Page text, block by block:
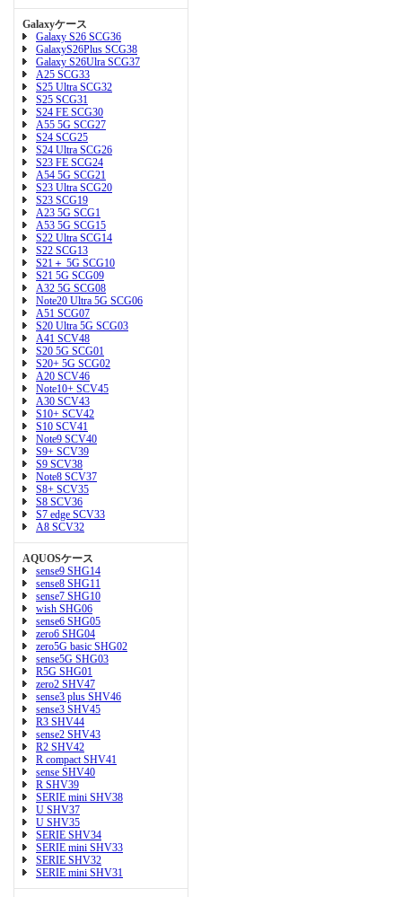
Galaxyケース
Galaxy S26 SCG36
GalaxyS26Plus SCG38
Galaxy S26Ulra SCG37
A25 SCG33
S25 Ultra SCG32
S25 SCG31
S24 FE SCG30
A55 5G SCG27
S24 SCG25
S24 Ultra SCG26
S23 FE SCG24
A54 5G SCG21
S23 Ultra SCG20
S23 SCG19
A23 5G SCG1
A53 5G SCG15
S22 Ultra SCG14
S22 SCG13
S21＋ 5G SCG10
S21 5G SCG09
A32 5G SCG08
Note20 Ultra 5G SCG06
A51 SCG07
S20 Ultra 5G SCG03
A41 SCV48
S20 5G SCG01
S20+ 5G SCG02
A20 SCV46
Note10+ SCV45
A30 SCV43
S10+ SCV42
S10 SCV41
Note9 SCV40
S9+ SCV39
S9 SCV38
Note8 SCV37
S8+ SCV35
S8 SCV36
S7 edge SCV33
A8 SCV32
AQUOSケース
sense9 SHG14
sense8 SHG11
sense7 SHG10
wish SHG06
sense6 SHG05
zero6 SHG04
zero5G basic SHG02
sense5G SHG03
R5G SHG01
zero2 SHV47
sense3 plus SHV46
sense3 SHV45
R3 SHV44
sense2 SHV43
R2 SHV42
R compact SHV41
sense SHV40
R SHV39
SERIE mini SHV38
U SHV37
U SHV35
SERIE SHV34
SERIE mini SHV33
SERIE SHV32
SERIE mini SHV31